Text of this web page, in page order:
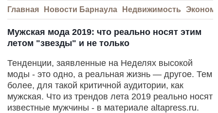
Главная Новости Барнаула Недвижимость
Мужская мода 2019: что реально носят этим
летом "звезды" и не только
Тенденции, заявленные на Неделях высокой
моды - это одно, а реальная жизнь — другое. Тем
более, для такой критичной аудитории, как
мужская. Что из трендов лета 2019 реально носят
известные мужчины - в материале altapress.ru.